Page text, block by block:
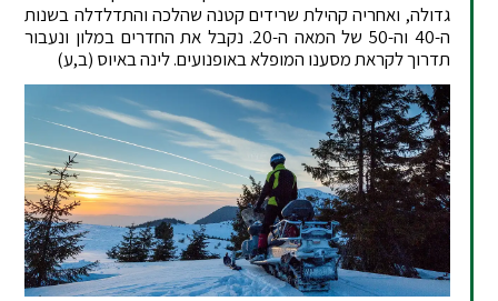
גדולה, ואחריה קהילת שרידים קטנה שהלכה והתדלדלה בשנות
ה-40 וה-50 של המאה ה-20. נקבל את החדרים במלון ונעבור
תדרוך לקראת מסענו המופלא באופנועים. לינה באיוס (ב,ע)